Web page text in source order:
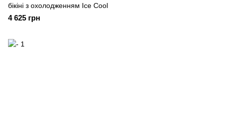
бікіні з охолодженням Ice Cool
4 625 грн